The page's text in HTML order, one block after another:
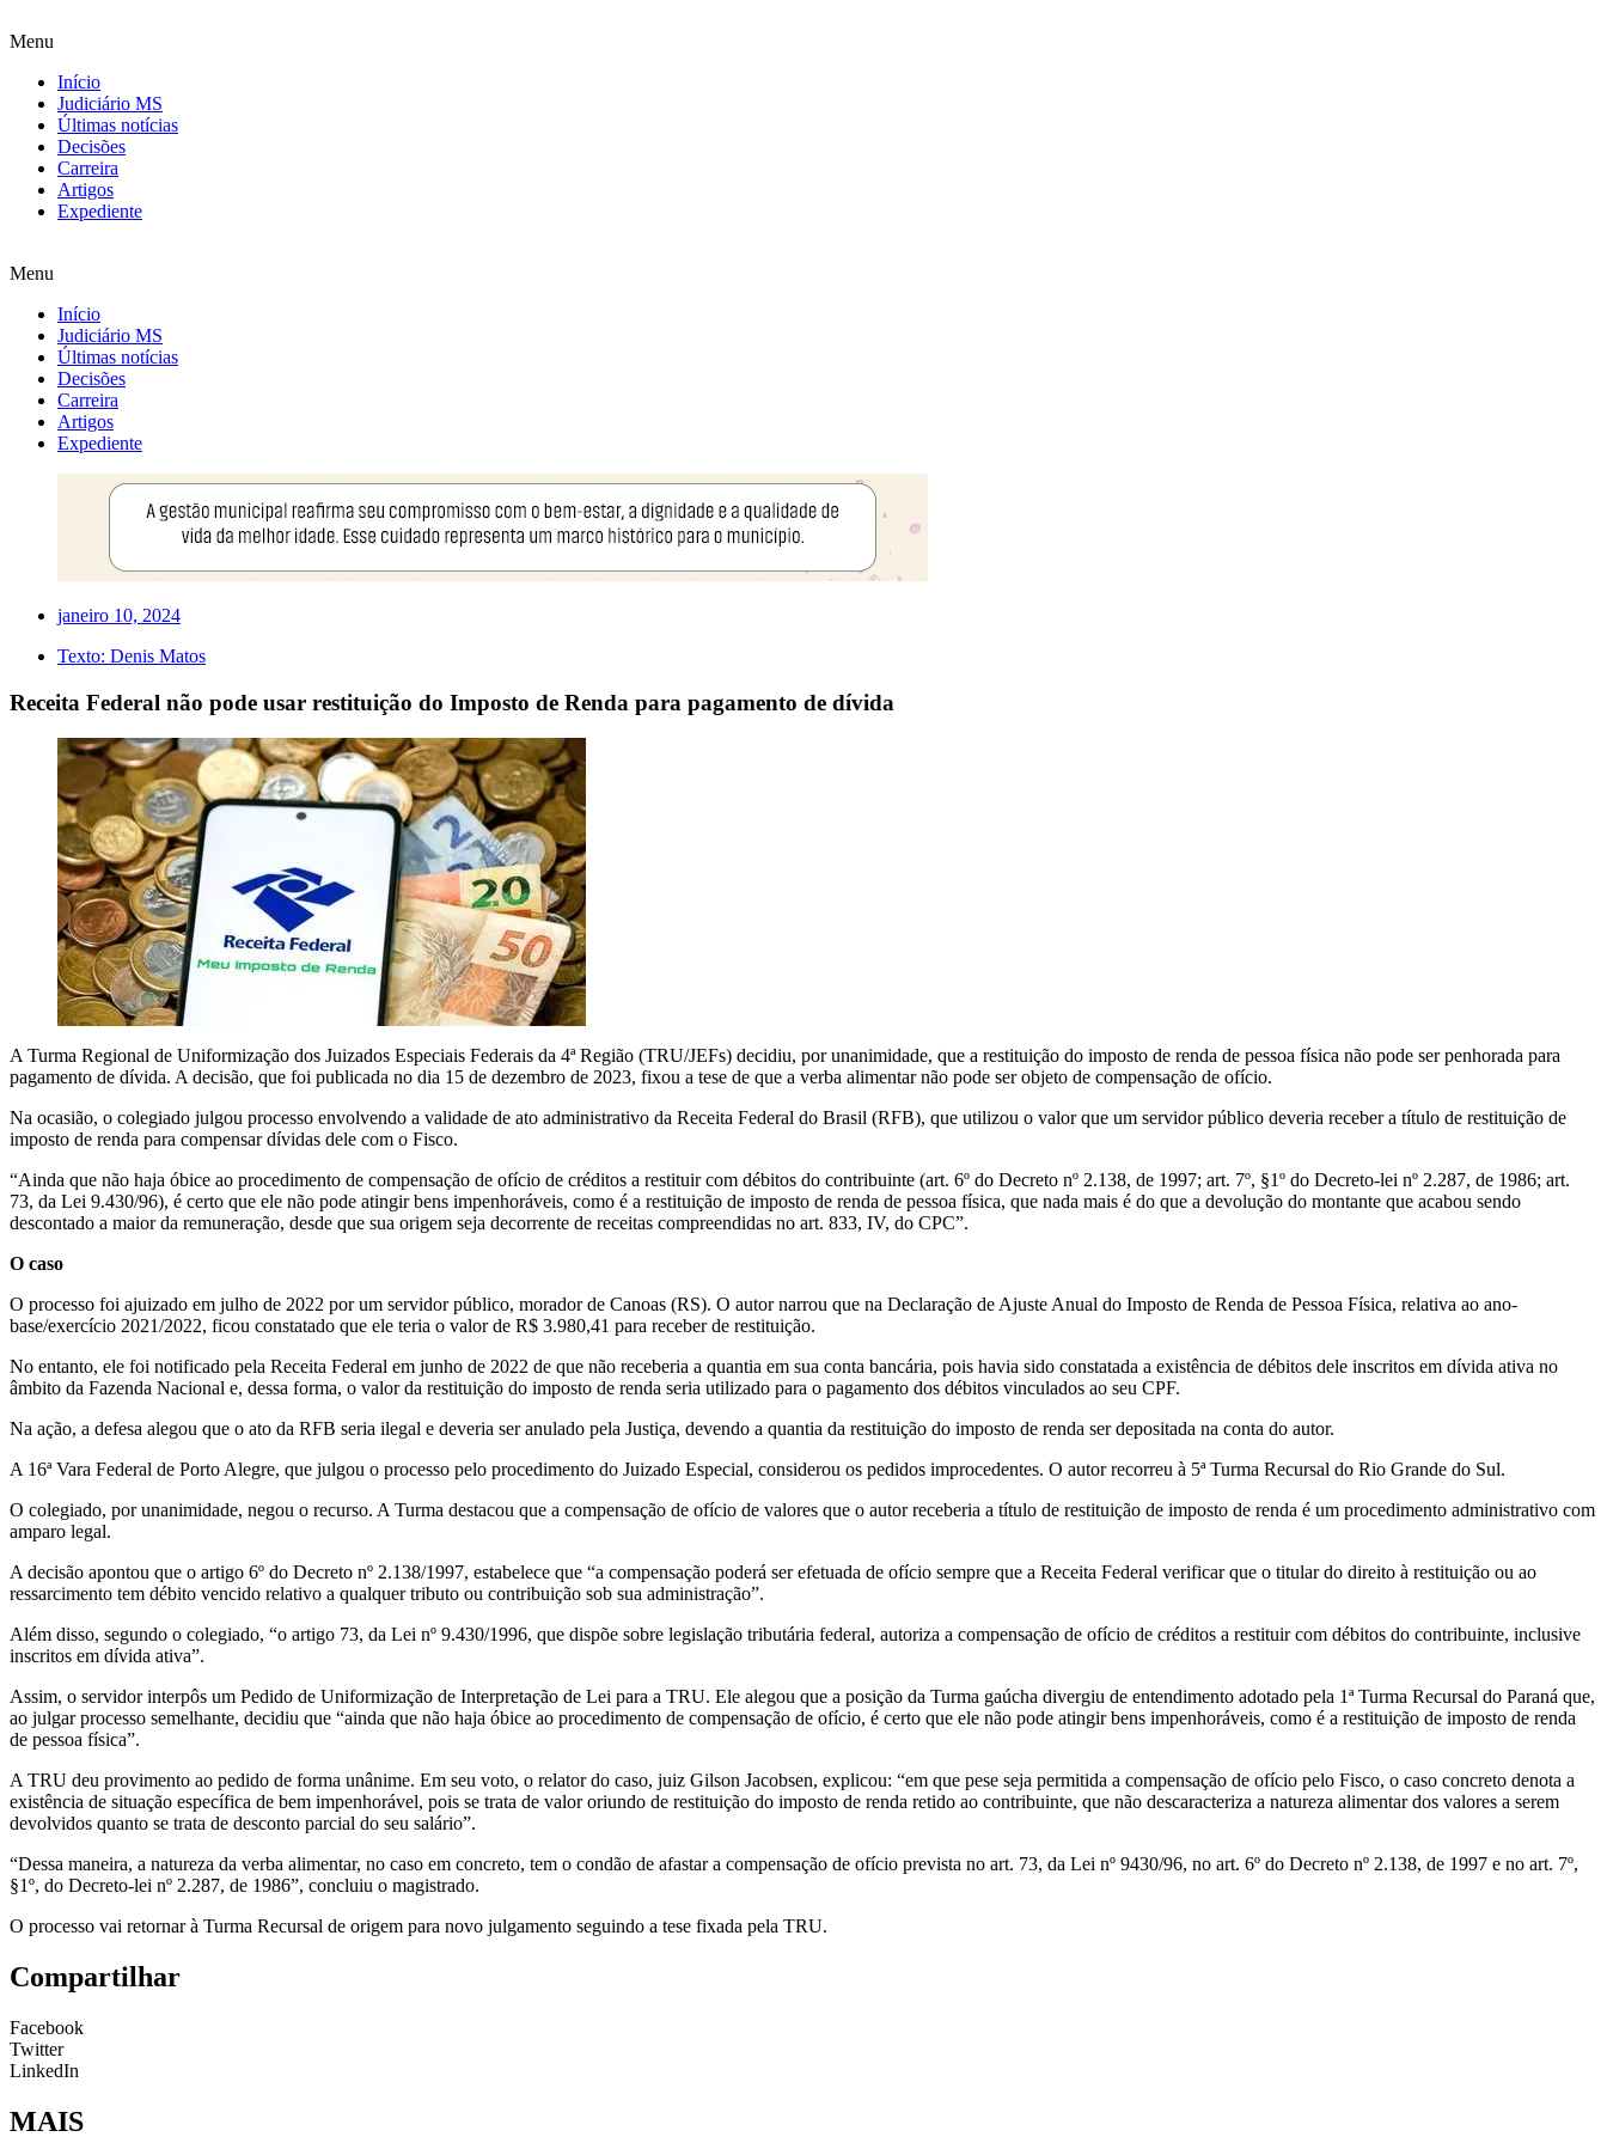
Menu
Início
Judiciário MS
Últimas notícias
Decisões
Carreira
Artigos
Expediente
Menu
Início
Judiciário MS
Últimas notícias
Decisões
Carreira
Artigos
Expediente
janeiro 10, 2024
Texto: Denis Matos
Receita Federal não pode usar restituição do Imposto de Renda para pagamento de dívida
A Turma Regional de Uniformização dos Juizados Especiais Federais da 4ª Região (TRU/JEFs) decidiu, por unanimidade, que a restituição do imposto de renda de pessoa física não pode ser penhorada para
pagamento de dívida. A decisão, que foi publicada no dia 15 de dezembro de 2023, fixou a tese de que a verba alimentar não pode ser objeto de compensação de ofício.
Na ocasião, o colegiado julgou processo envolvendo a validade de ato administrativo da Receita Federal do Brasil (RFB), que utilizou o valor que um servidor público deveria receber a título de restituição de
imposto de renda para compensar dívidas dele com o Fisco.
“Ainda que não haja óbice ao procedimento de compensação de ofício de créditos a restituir com débitos do contribuinte (art. 6º do Decreto nº 2.138, de 1997; art. 7º, §1º do Decreto-lei nº 2.287, de 1986; art.
73, da Lei 9.430/96), é certo que ele não pode atingir bens impenhoráveis, como é a restituição de imposto de renda de pessoa física, que nada mais é do que a devolução do montante que acabou sendo
descontado a maior da remuneração, desde que sua origem seja decorrente de receitas compreendidas no art. 833, IV, do CPC”.
O caso
O processo foi ajuizado em julho de 2022 por um servidor público, morador de Canoas (RS). O autor narrou que na Declaração de Ajuste Anual do Imposto de Renda de Pessoa Física, relativa ao ano-
base/exercício 2021/2022, ficou constatado que ele teria o valor de R$ 3.980,41 para receber de restituição.
No entanto, ele foi notificado pela Receita Federal em junho de 2022 de que não receberia a quantia em sua conta bancária, pois havia sido constatada a existência de débitos dele inscritos em dívida ativa no
âmbito da Fazenda Nacional e, dessa forma, o valor da restituição do imposto de renda seria utilizado para o pagamento dos débitos vinculados ao seu CPF.
Na ação, a defesa alegou que o ato da RFB seria ilegal e deveria ser anulado pela Justiça, devendo a quantia da restituição do imposto de renda ser depositada na conta do autor.
A 16ª Vara Federal de Porto Alegre, que julgou o processo pelo procedimento do Juizado Especial, considerou os pedidos improcedentes. O autor recorreu à 5ª Turma Recursal do Rio Grande do Sul.
O colegiado, por unanimidade, negou o recurso. A Turma destacou que a compensação de ofício de valores que o autor receberia a título de restituição de imposto de renda é um procedimento administrativo com
amparo legal.
A decisão apontou que o artigo 6º do Decreto nº 2.138/1997, estabelece que “a compensação poderá ser efetuada de ofício sempre que a Receita Federal verificar que o titular do direito à restituição ou ao
ressarcimento tem débito vencido relativo a qualquer tributo ou contribuição sob sua administração”.
Além disso, segundo o colegiado, “o artigo 73, da Lei nº 9.430/1996, que dispõe sobre legislação tributária federal, autoriza a compensação de ofício de créditos a restituir com débitos do contribuinte, inclusive
inscritos em dívida ativa”.
Assim, o servidor interpôs um Pedido de Uniformização de Interpretação de Lei para a TRU. Ele alegou que a posição da Turma gaúcha divergiu de entendimento adotado pela 1ª Turma Recursal do Paraná que,
ao julgar processo semelhante, decidiu que “ainda que não haja óbice ao procedimento de compensação de ofício, é certo que ele não pode atingir bens impenhoráveis, como é a restituição de imposto de renda
de pessoa física”.
A TRU deu provimento ao pedido de forma unânime. Em seu voto, o relator do caso, juiz Gilson Jacobsen, explicou: “em que pese seja permitida a compensação de ofício pelo Fisco, o caso concreto denota a
existência de situação específica de bem impenhorável, pois se trata de valor oriundo de restituição do imposto de renda retido ao contribuinte, que não descaracteriza a natureza alimentar dos valores a serem
devolvidos quanto se trata de desconto parcial do seu salário”.
“Dessa maneira, a natureza da verba alimentar, no caso em concreto, tem o condão de afastar a compensação de ofício prevista no art. 73, da Lei nº 9430/96, no art. 6º do Decreto nº 2.138, de 1997 e no art. 7º,
§1º, do Decreto-lei nº 2.287, de 1986”, concluiu o magistrado.
O processo vai retornar à Turma Recursal de origem para novo julgamento seguindo a tese fixada pela TRU.
Compartilhar
Facebook
Twitter
LinkedIn
MAIS